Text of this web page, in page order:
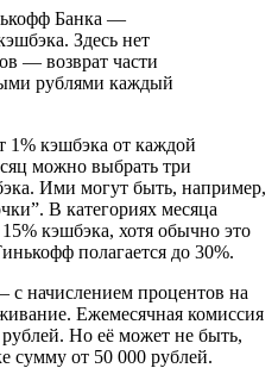
Банка —
Здесь нет
— возврат части
рублями каждый
1% кэшбэка от каждой
можно выбрать три
Ими могут быть, например,
В категориях месяца
кэшбэка, хотя обычно это
полагается до 30%.
с начислением процентов на
Ежемесячная комиссия
Но её может не быть,
сумму от 50 000 рублей.